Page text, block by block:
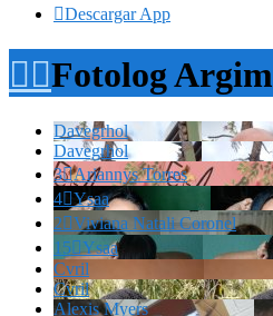
Descargar App
Fotolog Argim
Davegrhol
Davegrhol
3Ariannys Torres
4Ysaa
2Viviana Natali Coronel
15Ysaa
Cvril
Cvril
Alexis Myers